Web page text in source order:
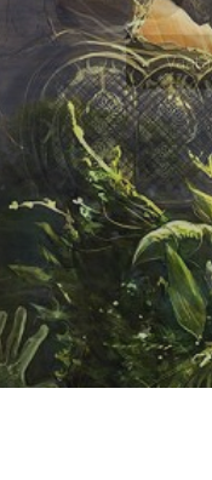
Vaata